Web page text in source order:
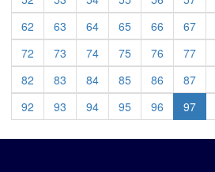
62
63 64 65 66 67
72
73 74 75 76 77
82
83 84 85 86 87
92
93 94 95 96 97